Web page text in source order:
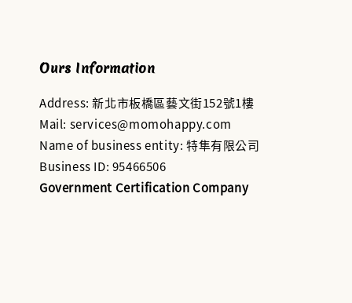
Ours Information
Address: 新北市板橋區藝文街152號1樓
Mail: services@momohappy.com
Name of business entity: 特隼有限公司
Business ID: 95466506
Government Certification Company